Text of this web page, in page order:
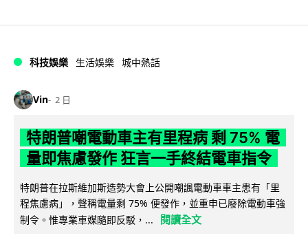
科技娛樂 生活娛樂 城中熱話
Vin 2 日
特朗普嘲電動車主有里程病 剩 75% 電
量即焦慮發作 狂言一手終結電車指令
特朗普在拉斯維加斯造勢大會上公開嘲諷電動車車主患有「里
程焦慮病」，聲稱電量剩 75% 便發作，並重申已廢除電動車強
制令。惟專業車媒隨即反駁，...
閱讀全文